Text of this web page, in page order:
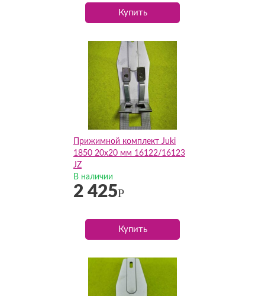
Купить
Прижимной комплект Juki
1850 20х20 мм 16122/16123
JZ
В наличии
2 425Р
Купить